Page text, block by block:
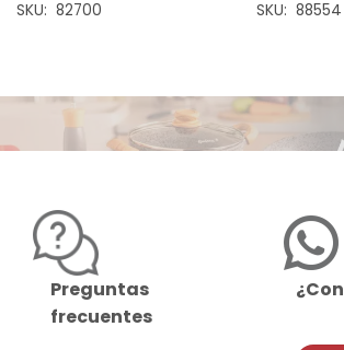
SKU: 82700
SKU: 88554
Preguntas
frecuentes